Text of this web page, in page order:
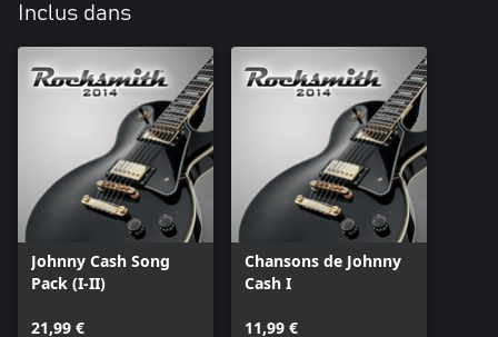
Inclus dans
Johnny Cash Song
Pack (I-II)
21,99 €
Chansons de Johnny
Cash I
11,99 €